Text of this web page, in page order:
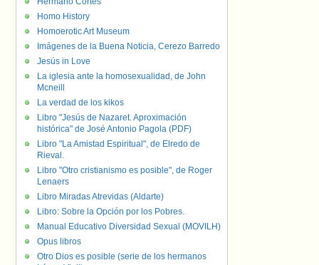
Homo History
Homoerotic Art Museum
Imágenes de la Buena Noticia, Cerezo Barredo
Jesús in Love
La iglesia ante la homosexualidad, de John
Mcneill
La verdad de los kikos
Libro "Jesús de Nazaret. Aproximación
histórica" de José Antonio Pagola (PDF)
Libro "La Amistad Espiritual", de Elredo de
Rieval.
Libro "Otro cristianismo es posible", de Roger
Lenaers
Libro Miradas Atrevidas (Aldarte)
Libro: Sobre la Opción por los Pobres.
Manual Educativo Diversidad Sexual (MOVILH)
Opus libros
Otro Dios es posible (serie de los hermanos